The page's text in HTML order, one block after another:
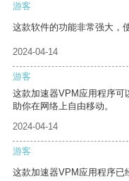
游客
这款软件的功能非常强大，
2024-04-14
游客
这款加速器VPM应用程序可
助你在网络上自由移动。
2024-04-14
游客
这款加速器VPM应用程序已